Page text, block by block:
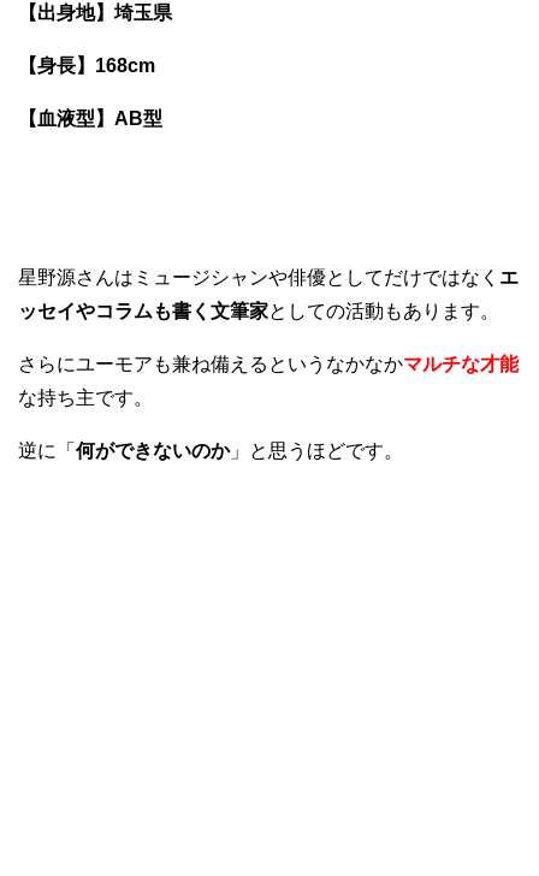
【出身地】埼玉県
【身長】168cm
【血液型】AB型
星野源さんはミュージシャンや俳優としてだけではなく エ
ッセイやコラムも書く文筆家としての活動もあります。
さらにユーモアも兼ね備えるというなかなかマルチな才能
な持ち主です。
逆に「 何ができないのか」と思うほどです。